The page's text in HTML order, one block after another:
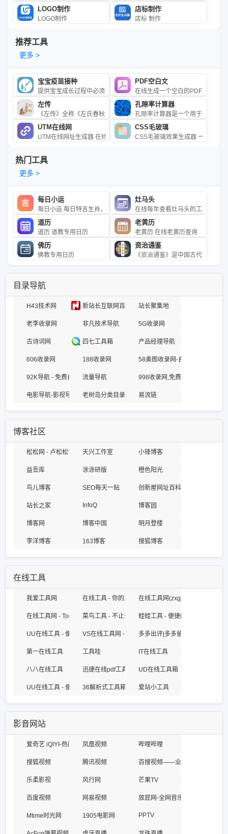
LOGO制作
LOGO制作
店标制作
店标 制作
推荐工具
更多 >
宝宝疫苗接种
提供宝宝成长过程中必须接种的宝宝疫苗接种时间表，包括儿童疫苗
PDF空白文
在线生成一个空白的PDF文件
左传
《左传》全称《左氏春秋》或《春秋左氏传》，是中华古籍中辉炳
孔隙率计算器
孔隙率计算器是一个用于计算岩
UTM在线网
UTM在线网址生成器 在线将网址转为UTM类型的网址
CSS毛玻璃
CSS毛玻璃效果生成器 一键生成
热门工具
更多 >
每日小运
每日小运 每日特吉生肖，次吉生肖，特衰生肖以及吉利数字，吉利
灶马头
在线每年查看灶马头的工具
道历
道历 道教专用日历
老黄历
老黄历 在线老黄历查询
佛历
佛教专用日历
资治通鉴
《资治通鉴》是中国古代一部重
目录导航
H43技术网 新站长互联网百科 站长聚集地
老李收录网 非凡技术导航 5G收录网
古诗词网 四七工具箱 产品经理导航
606收录网 188收录网 58美图收录网-自动收录网站-流
92K导航 - 免费自动秒收录网址导航
流量导航 998收录网,免费自动秒收录网址
电影导航-影视导航-电影站收录-自动收录网-网站收录
老树岛分类目录 易流链
博客社区
松松网 - 卢松松博客 - 为草根创业者提供网络推广知识
天兴工作室 小锋博客
益吾库 涂涂研版 橙色阳光
鸟儿博客 SEO每天一贴 创新屋网址百科网
站长之家 InfoQ 博客园
博客网 博客中国 明月登楼
李洋博客 163博客 搜狐博客
在线工具
我爱工具网 在线工具 - 你的工具箱在线工具网(zxgj.cn) - 工作生活
在线工具网 - TooL55.com菜鸟工具 - 不止于工具蛙蛙工具 - 便捷的在线工具网站
UU在线工具 - 便捷实用的工具集合站VS在线工具网 - 提供一站式在线工具集合
多多出评|多多留评|出评留评开
第一在线工具 工具哇 IT在线工具
八八在线工具 迅捷在线pdf工具 UD在线工具箱
UU在线工具 - 便捷实用的工具集合站
36解析式工具箱 爱站小工具
影音网站
爱奇艺 iQIYI-热门独播剧集在线观看
凤凰视频 哔哩哔哩
搜狐视频 腾讯视频 百搜视频——业界领先的中文视
乐柔影视 风行网 芒果TV
百度视频 网易视频 放屁网-全网音乐MP3高品质在
Mtime时光网 1905电影网 PPTV